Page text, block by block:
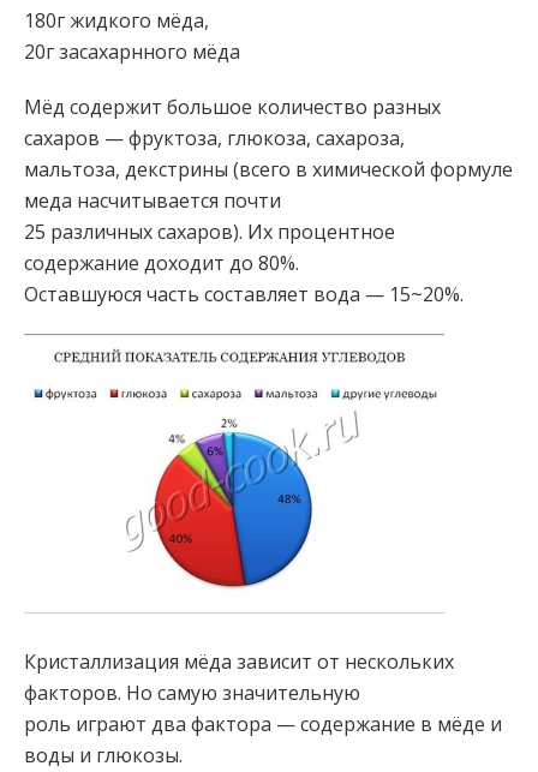
180г жидкого мёда,
20г засахарнного мёда
Мёд содержит большое количество разных
сахаров — фруктоза, глюкоза, сахароза,
мальтоза, декстрины (всего в химической формуле
меда насчитывается почти
25 различных сахаров). Их процентное
содержание доходит до 80%.
Оставшуюся часть составляет вода — 15~20%.
Кристаллизация мёда зависит от нескольких
факторов. Но самую значительную
роль играют два фактора — содержание в мёде и
воды и глюкозы.